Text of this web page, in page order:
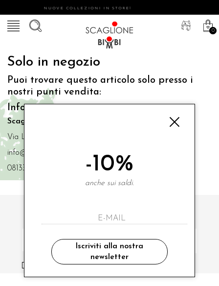
NUOVE COLLEZIONI IN STORE!
0
Solo in negozio
Puoi trovare questo articolo solo presso i
nostri punti vendita:
Info contatti
Scaglione Bimbi di Iacono Maria Angela
Via Luigi Mazzella,73 80077 Ischia
info@scaglionebimbi.com
0813331162
ISCRIVITI ALLA NOSTRA NEWSLETTER
ho letto ed accettato le condizioni sulla privacy.
-10%
anche sui saldi.
Iscriviti alla nostra
newsletter